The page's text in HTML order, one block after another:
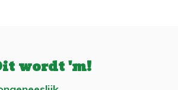
wordt 'm!